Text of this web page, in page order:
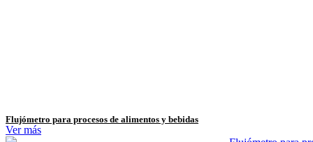
Flujómetro para procesos de alimentos y bebidas
Ver más